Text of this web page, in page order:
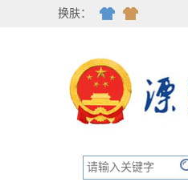
换肤：